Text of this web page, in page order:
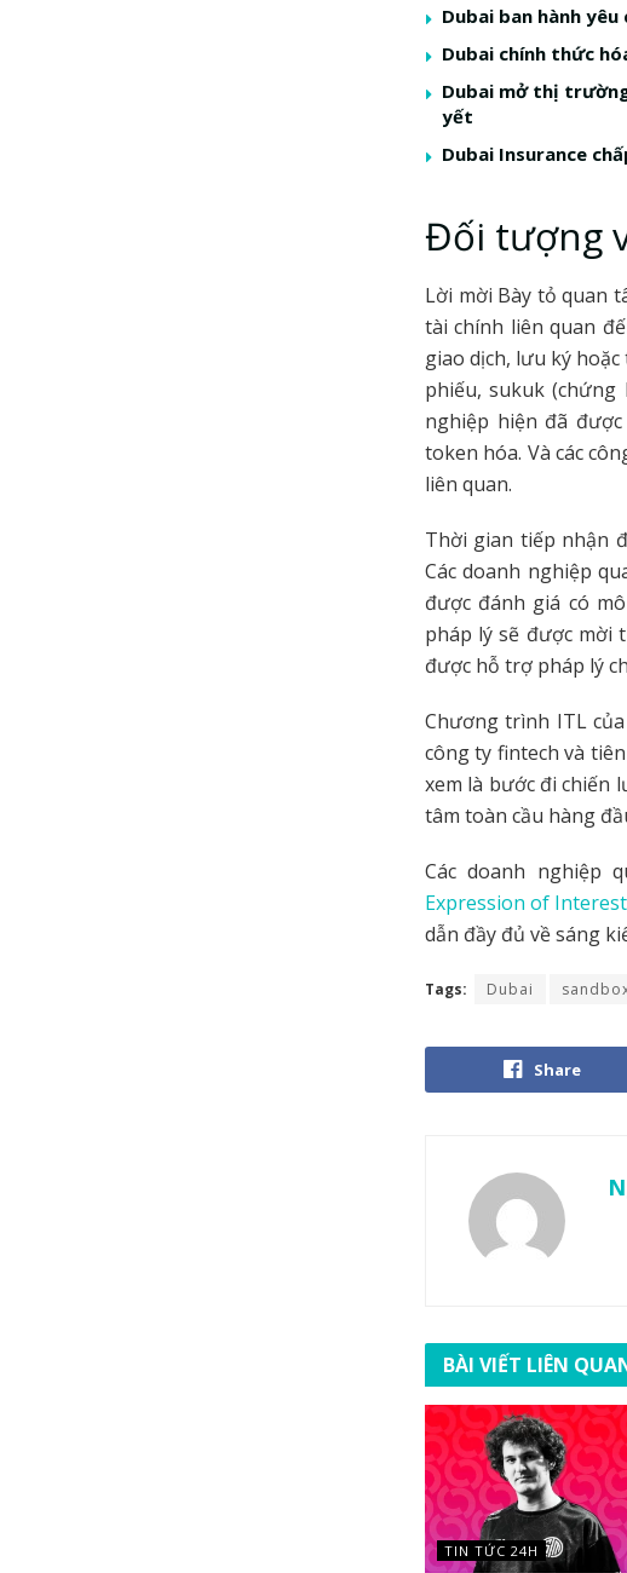
Dubai ban hành
Dubai chính thức
Dubai mở thị
yết
Dubai Insurance
Đối tượng
Lời mời Bày tỏ quan
tài chính liên quan
giao dịch, lưu ký
phiếu, sukuk
nghiệp hiện đã
token hóa. Và các
liên quan.
Thời gian tiếp nhận
Các doanh nghiệp
được đánh giá có
pháp lý sẽ được mời
được hỗ trợ pháp lý
Chương trình ITL
công ty fintech và
xem là bước đi chiến
tâm toàn cầu hàng
Các doanh nghiệp
Expression of Interest
dẫn đầy đủ về sáng
Tags: Dubai
Share
BÀI VIẾT LIÊN
TIN TỨC 24H